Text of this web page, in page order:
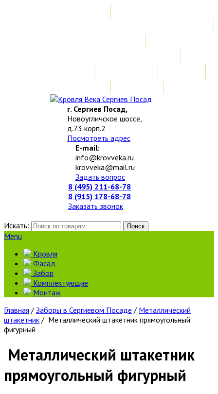
г. Сергиев Посад,
Новоугличское шоссе,
д.73 корп.2
Посмотреть адрес
E-mail:
info@krovveka.ru
krovveka@mail.ru
Задать вопрос
8 (495) 211-68-78
8 (915) 178-68-78
Заказать звонок
Искать:
Поиск
Menu
Кровля
Фасад
Забор
Комплектующие
Монтаж
Главная / Заборы в Сергиевом Посаде / Металлический
штакетник / Металлический штакетник прямоугольный
фигурный
Металлический штакетник
прямоугольный фигурный